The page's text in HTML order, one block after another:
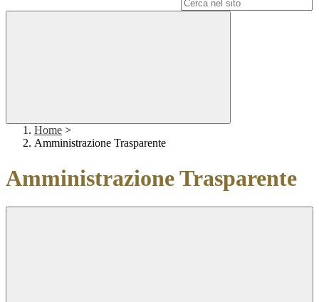
Home >
Amministrazione Trasparente
Amministrazione Trasparente